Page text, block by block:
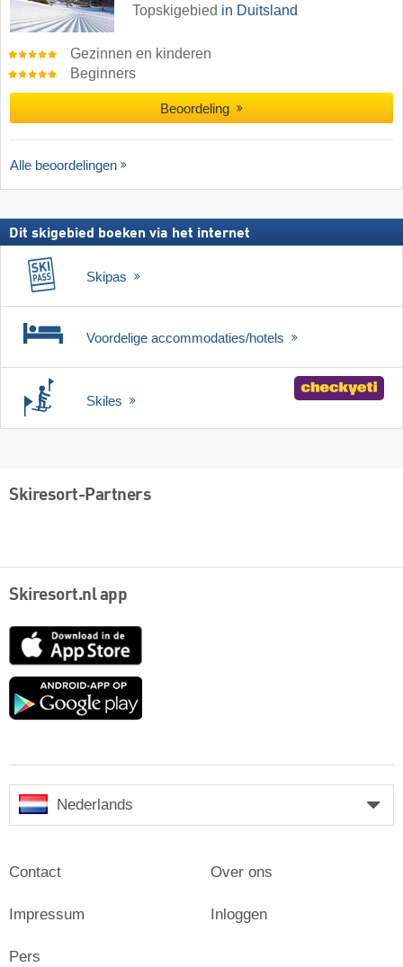
Topskigebied in Duitsland
Gezinnen en kinderen
Beginners
Beoordeling
Alle beoordelingen
Dit skigebied boeken via het internet
Skipas
Voordelige accommodaties/hotels
Skiles
Skiresort-Partners
Skiresort.nl app
App
Google
Nederlands
Contact
Impressum
Pers
Over ons
Inloggen